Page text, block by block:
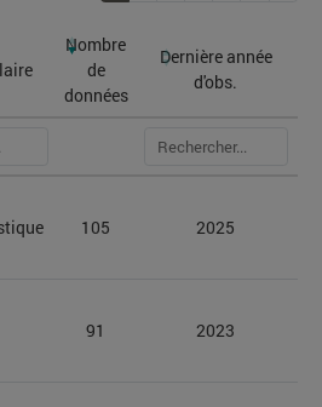
Nombre
de
données
Dernière année
d'obs.
105 2025
91 2023